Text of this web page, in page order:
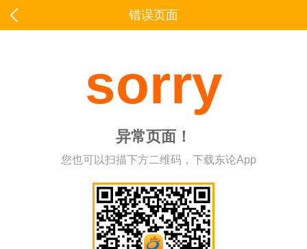
错误页面
sorry
异常页面！
您也可以扫描下方二维码，下载东论App